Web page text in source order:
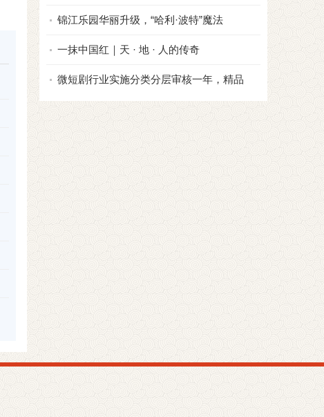
锦江乐园华丽升级，“哈利·波特”魔法
一抹中国红｜天 · 地 · 人的传奇
微短剧行业实施分类分层审核一年，精品